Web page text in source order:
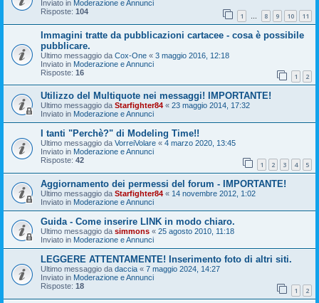
Inviato in Moderazione e Annunci
Risposte: 104 1 … 8 9 10 11
Immagini tratte da pubblicazioni cartacee - cosa è possibile
pubblicare.
Ultimo messaggio da Cox-One « 3 maggio 2016, 12:18
Inviato in Moderazione e Annunci
Risposte: 16 1 2
Utilizzo del Multiquote nei messaggi! IMPORTANTE!
Ultimo messaggio da Starfighter84 « 23 maggio 2014, 17:32
Inviato in Moderazione e Annunci
I tanti "Perchè?" di Modeling Time!!
Ultimo messaggio da VorreiVolare « 4 marzo 2020, 13:45
Inviato in Moderazione e Annunci
Risposte: 42 1 2 3 4 5
Aggiornamento dei permessi del forum - IMPORTANTE!
Ultimo messaggio da Starfighter84 « 14 novembre 2012, 1:02
Inviato in Moderazione e Annunci
Guida - Come inserire LINK in modo chiaro.
Ultimo messaggio da simmons « 25 agosto 2010, 11:18
Inviato in Moderazione e Annunci
LEGGERE ATTENTAMENTE! Inserimento foto di altri siti.
Ultimo messaggio da daccia « 7 maggio 2024, 14:27
Inviato in Moderazione e Annunci
Risposte: 18 1 2